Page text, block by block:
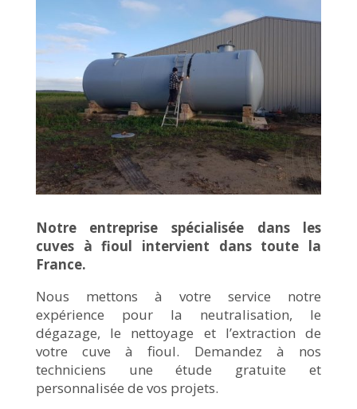
Notre entreprise spécialisée dans les
cuves à fioul intervient dans toute la
France.
Nous mettons à votre service notre
expérience pour la neutralisation, le
dégazage, le nettoyage et l’extraction de
votre cuve à fioul. Demandez à nos
techniciens une étude gratuite et
personnalisée de vos projets.